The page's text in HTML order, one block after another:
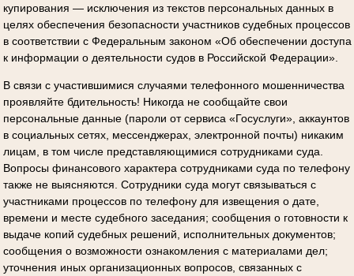
купирования — исключения из текстов персональных данных в
целях обеспечения безопасности участников судебных процессов
в соответствии с Федеральным законом «Об обеспечении доступа
к информации о деятельности судов в Российской Федерации».
В связи с участившимися случаями телефонного мошенничества
проявляйте бдительность! Никогда не сообщайте свои
персональные данные (пароли от сервиса «Госуслуги», аккаунтов
в социальных сетях, мессенджерах, электронной почты) никаким
лицам, в том числе представляющимися сотрудниками суда.
Вопросы финансового характера сотрудниками суда по телефону
также не выясняются. Сотрудники суда могут связываться с
участниками процессов по телефону для извещения о дате,
времени и месте судебного заседания; сообщения о готовности к
выдаче копий судебных решений, исполнительных документов;
сообщения о возможности ознакомления с материалами дел;
уточнения иных организационных вопросов, связанных с